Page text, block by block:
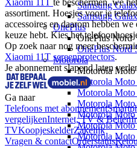
Samsung
Samsung
OnePlus
OnePlus Nord
OnePlus Nord
Motorola
Motorola Moto
Motorola Moto
Motorola Moto
Motorola Moto
Motorola Moto
Motorola
Motorola
Xiaomi 11T te beschermen, we
assortiment. Hoesjes voor je
accessoires en daarom hebben
keuze hebt. Kies het
Xiaomi 11T screenprotectors.
Je abonnement slapend laten
Ga naar
Telefoons met abonnement
vergelijkenInternet, TV & Bellen
TVKoopjeskelderZakelijk
Vragen & contactOrderstatus